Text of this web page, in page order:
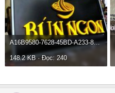
A16B9580-7628-45BD-A233-8EF6DBEBB44A.jpeg
148.2 KB · Đọc: 240